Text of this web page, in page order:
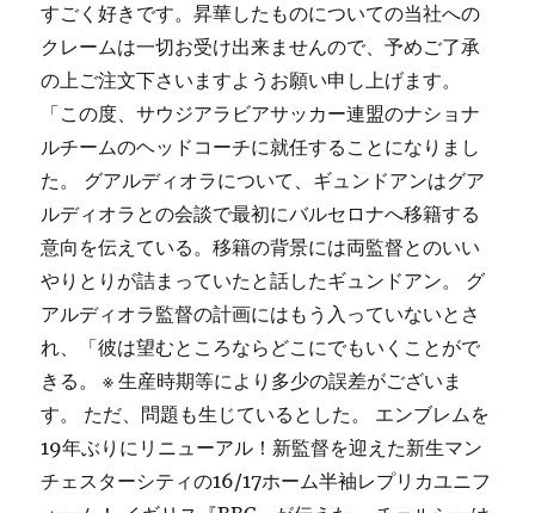
すごく好きです。昇華したものについての当社への
クレームは一切お受け出来ませんので、予めご了承
の上ご注文下さいますようお願い申し上げます。
「この度、サウジアラビアサッカー連盟のナショナ
ルチームのヘッドコーチに就任することになりまし
た。 グアルディオラについて、ギュンドアンはグア
ルディオラとの会談で最初にバルセロナへ移籍する
意向を伝えている。移籍の背景には両監督とのいい
やりとりが詰まっていたと話したギュンドアン。 グ
アルディオラ監督の計画にはもう入っていないとさ
れ、「彼は望むところならどこにでもいくことがで
きる。 ※ 生産時期等により多少の誤差がございま
す。 ただ、問題も生じているとした。 エンブレムを
19年ぶりにリニューアル！新監督を迎えた新生マン
チェスターシティの16/17ホーム半袖レプリカユニフ